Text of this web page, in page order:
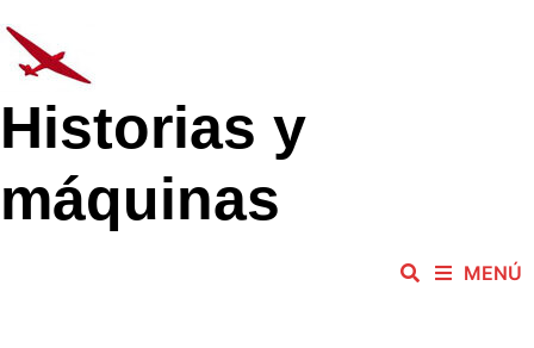
al
contenido
Historias y
máquinas
MENÚ